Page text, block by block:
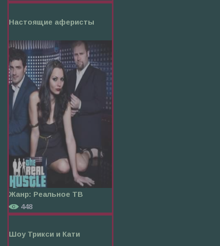
Настоящие аферисты
Жанр: Реальное ТВ
448
Шоу Трикси и Кати